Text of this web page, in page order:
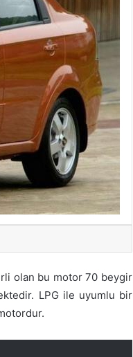
olan bu motor 70 beygir
LPG ile uyumlu bir